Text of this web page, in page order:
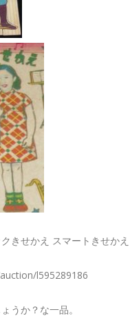
きせかえ スマートきせかえ
l595289186
うか？な一品。